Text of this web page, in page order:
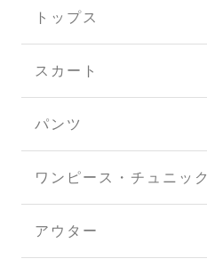
トップス
スカート
パンツ
ワンピース・チュニック
アウター